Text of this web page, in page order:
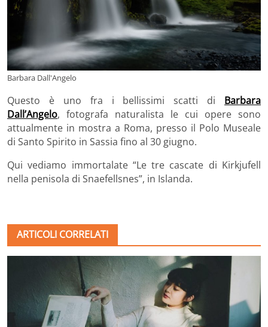
Barbara Dall'Angelo
Questo è uno fra i bellissimi scatti di Barbara
Dall’Angelo, fotografa naturalista le cui opere sono
attualmente in mostra a Roma, presso il Polo Museale
di Santo Spirito in Sassia fino al 30 giugno.
Qui vediamo immortalate “Le tre cascate di Kirkjufell
nella penisola di Snaefellsnes”, in Islanda.
ARTICOLI CORRELATI